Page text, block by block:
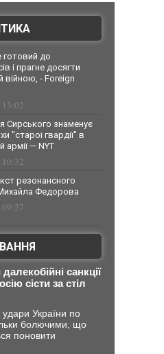
готовий до
і прагне досягти
війною, - Foreign
Сирського знаменує
"старої гвардії" в
армії — NYT
10:32
резонансного
Федорова
09:27
санкції
сісти за стіл
удари України по
болючими, що
поновити